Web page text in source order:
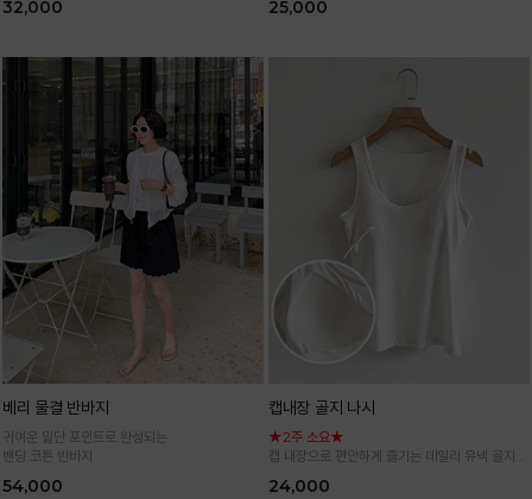
32,000
입어요
25,000
베리 물결 반바지
귀여운 밑단 포인트로 완성되는
밴딩 코튼 반바지
54,000
캡내장 골지 나시
★2주 소요★
캡 내장으로 편안하게 즐기는 데일리 유넥 골지
24,000